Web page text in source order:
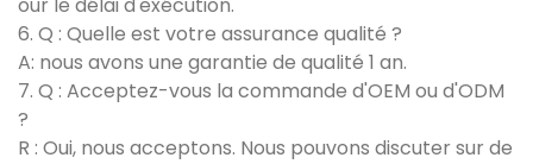
6. Q : Quelle est votre assurance qualité ?
A: nous avons une garantie de qualité 1 an.
7. Q : Acceptez-vous la commande d'OEM ou d'ODM
?
R : Oui, nous acceptons. Nous pouvons discuter sur de